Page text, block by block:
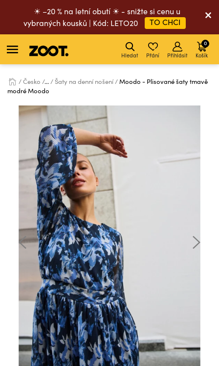
☀ –20 % na letní obutí ☀ - snižte si cenu u
vybraných kousků | Kód: LETO20
TO CHCI
Hledat Přání Přihlásit Košík
0
Česko ... Šaty na denní nošení
Moodo - Plisované šaty tmavě
modré Moodo